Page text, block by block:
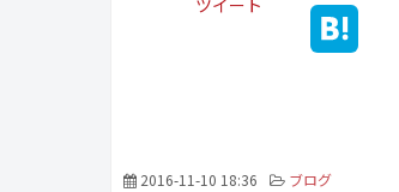
ツイート
2016-11-10 18:36
ブログ